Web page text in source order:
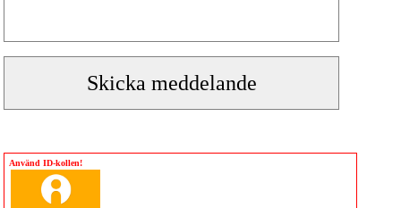
Använd ID-kollen!